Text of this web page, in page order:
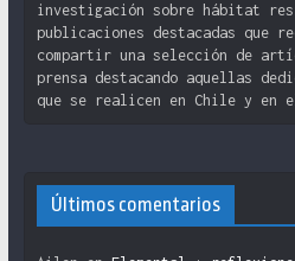
investigación sobre hábitat
publicaciones destacadas que
compartir una selección de
prensa destacando aquellas
que se realicen en Chile y en
Últimos comentarios